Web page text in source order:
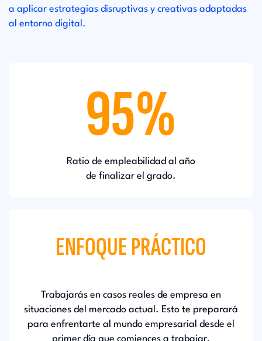
a aplicar estrategias disruptivas y creativas adaptadas
al entorno digital.
95%
Ratio de empleabilidad al año
de finalizar el grado.
ENFOQUE PRÁCTICO
Trabajarás en casos reales de empresa en
situaciones del mercado actual. Esto te preparará
para enfrentarte al mundo empresarial desde el
primer día que comiences a trabajar.